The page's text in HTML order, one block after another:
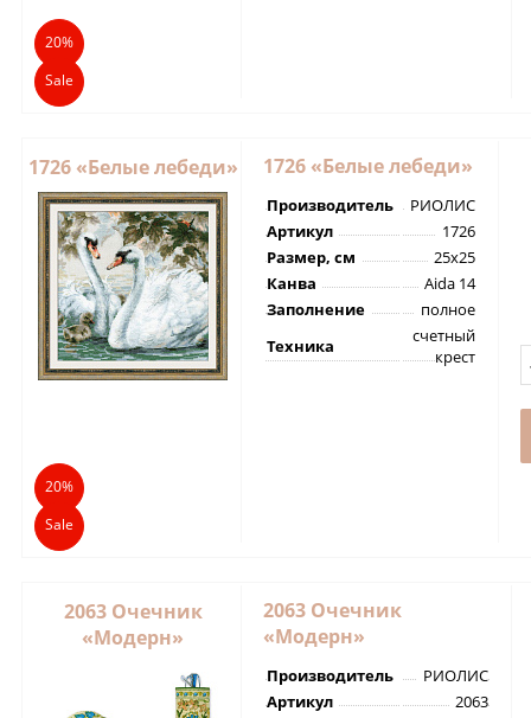
20%
Sale
1726 «Белые лебеди»
20%
Sale
1726 «Белые лебеди»
Производитель
РИОЛИС
Артикул
1726
Размер, см
25х25
Канва
Aida 14
Заполнение
полное
Техника
счетный
крест
2063 Очечник
«Модерн»
2063 Очечник
«Модерн»
Производитель
РИОЛИС
Артикул
2063